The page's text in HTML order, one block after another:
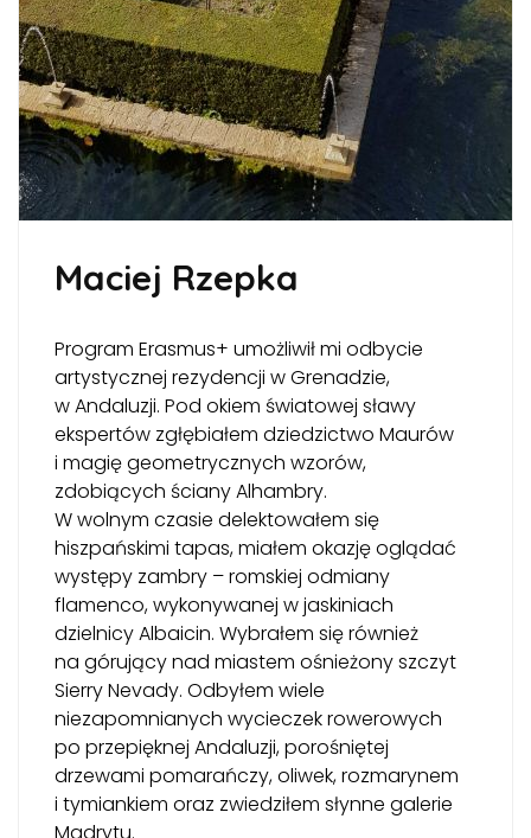
Maciej Rzepka
Program Erasmus+ umożliwił mi odbycie
artystycznej rezydencji w Grenadzie,
w Andaluzji. Pod okiem światowej sławy
ekspertów zgłębiałem dziedzictwo Maurów
i magię geometrycznych wzorów,
zdobiących ściany Alhambry.
W wolnym czasie delektowałem się
hiszpańskimi tapas, miałem okazję oglądać
występy zambry – romskiej odmiany
flamenco, wykonywanej w jaskiniach
dzielnicy Albaicin. Wybrałem się również
na górujący nad miastem ośnieżony szczyt
Sierry Nevady. Odbyłem wiele
niezapomnianych wycieczek rowerowych
po przepięknej Andaluzji, porośniętej
drzewami pomarańczy, oliwek, rozmarynem
i tymiankiem oraz zwiedziłem słynne galerie